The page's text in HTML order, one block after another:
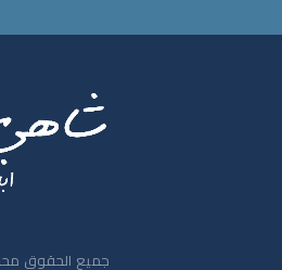
جميع الحقوق